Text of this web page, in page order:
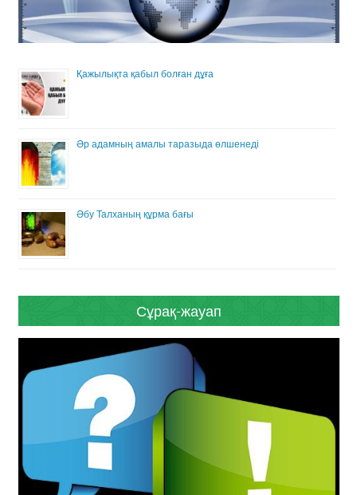
Қажылықта қабыл болған дұға
Әр адамның амалы таразыда өлшенеді
Әбу Талханың құрма бағы
Сұрақ-жауап